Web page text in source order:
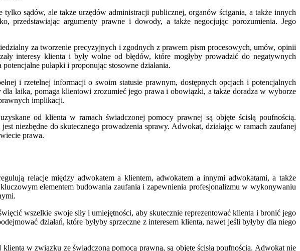
sądów, ale także urzędów administracji publicznej, organów ścigania, a także innych
przedstawiając argumenty prawne i dowody, a także negocjując porozumienia. Jego
za tworzenie precyzyjnych i zgodnych z prawem pism procesowych, umów, opinii
interesy klienta i były wolne od błędów, które mogłyby prowadzić do negatywnych
pułapki i proponując stosowne działania.
i rzetelnej informacji o swoim statusie prawnym, dostępnych opcjach i potencjalnych
laika, pomaga klientowi zrozumieć jego prawa i obowiązki, a także doradza w wyborze
implikacji.
od klienta w ramach świadczonej pomocy prawnej są objęte ścisłą poufnością.
niezbędne do skutecznego prowadzenia sprawy. Adwokat, działając w ramach zaufanej
prawa.
relacje między adwokatem a klientem, adwokatem a innymi adwokatami, a także
elementem budowania zaufania i zapewnienia profesjonalizmu w wykonywaniu
wszelkie swoje siły i umiejętności, aby skutecznie reprezentować klienta i bronić jego
działań, które byłyby sprzeczne z interesem klienta, nawet jeśli byłyby dla niego
w związku ze świadczoną pomocą prawną, są objęte ścisłą poufnością. Adwokat nie